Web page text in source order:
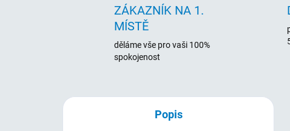
ZÁKAZNÍK NA 1.
MÍSTĚ
děláme vše pro vaši 100%
spokojenost
Popis